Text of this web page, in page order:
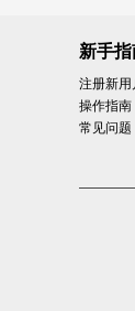
新手
注册新用
操作指南
常见问题